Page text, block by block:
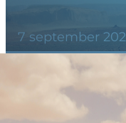
7 september